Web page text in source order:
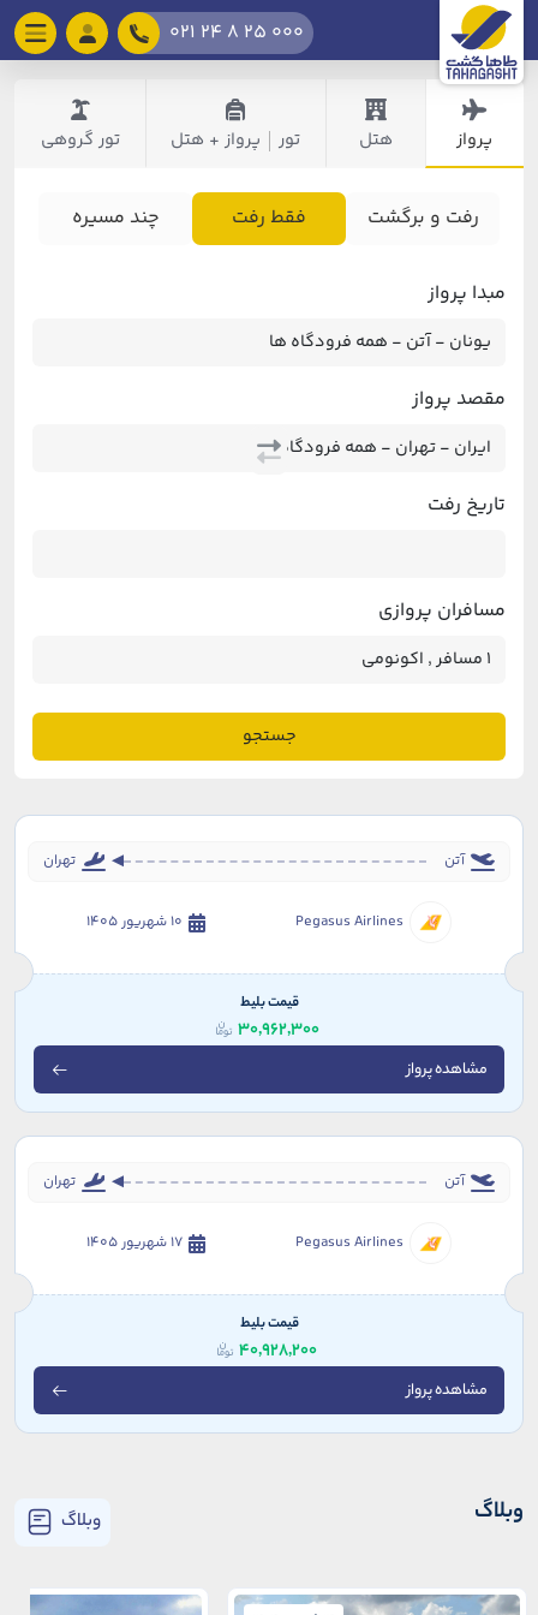
021 24 8 25 000
پرواز هتل تور پرواز + هتل تور گروهی
رفت و برگشت فقط رفت چند مسیره
مبدا پرواز
مقصد پرواز
تاریخ رفت
مسافران پروازی
جستجو
آتن تهران
Pegasus Airlines 10 شهریور 1405
قیمت بلیط
30,962,300
مشاهده پرواز
آتن تهران
Pegasus Airlines 17 شهریور 1405
قیمت بلیط
40,928,200
مشاهده پرواز
وبلاگ وبلاگ